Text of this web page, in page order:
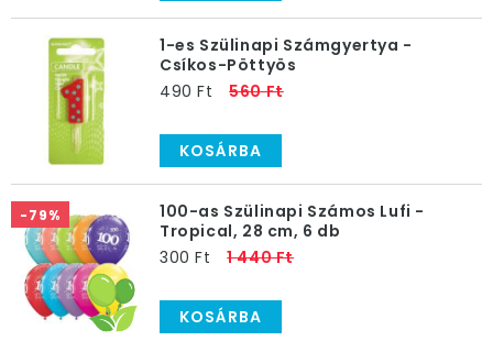
1-es Szülinapi Számgyertya -
Csíkos-Pöttyös
490 Ft
560 Ft
KOSÁRBA
-79%
100-as Szülinapi Számos Lufi -
Tropical, 28 cm, 6 db
300 Ft
1 440 Ft
KOSÁRBA